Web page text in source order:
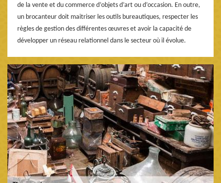
de la vente et du commerce d’objets d’art ou d’occasion. En outre,
un brocanteur doit maitriser les outils bureautiques, respecter les
règles de gestion des différentes œuvres et avoir la capacité de
développer un réseau relationnel dans le secteur où il évolue.